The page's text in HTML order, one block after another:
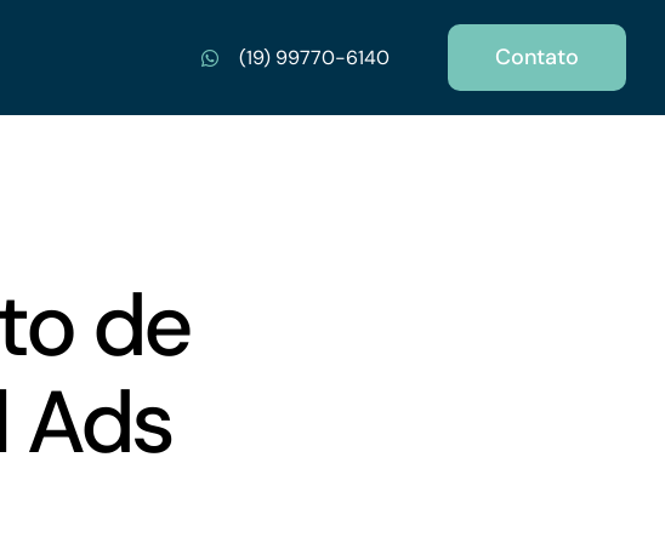
(19) 99770-6140 Contato
de
Ads